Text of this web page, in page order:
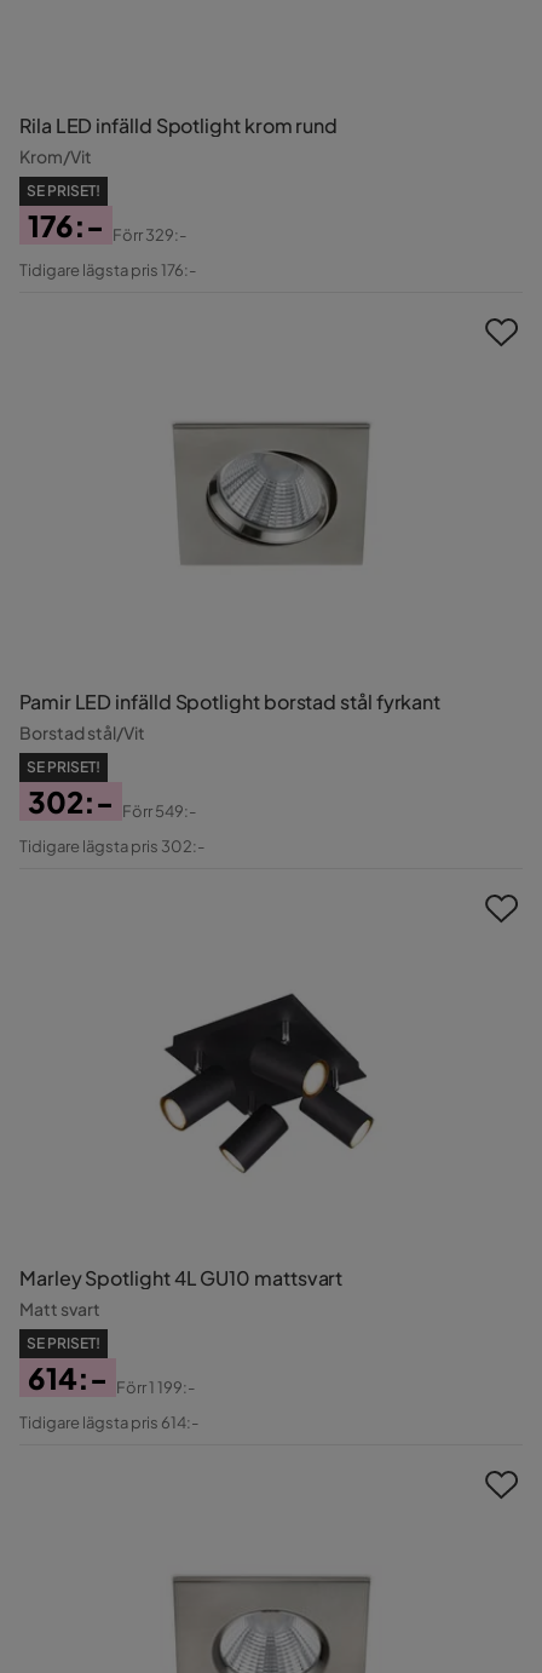
Rila LED infälld Spotlight krom rund
Krom/Vit
SE PRISET!
Pris
176:-
Original
Förr329:-
Tidigare lägsta pris 176:-
Pamir LED infälld Spotlight borstad stål fyrkant
Borstad stål/Vit
SE PRISET!
Pris
302:-
Original
Förr549:-
Tidigare lägsta pris 302:-
Marley Spotlight 4L GU10 mattsvart
Matt svart
SE PRISET!
Pris
614:-
Original
Förr1 199:-
Tidigare lägsta pris 614:-